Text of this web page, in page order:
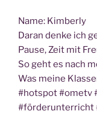
Name: Kim­ber­ly
Dar­an den­ke ich
Pau­se, Zeit mit
So geht es nach
Was mei­ne
#hot­spot #ometv
#för­der­un­ter­richt